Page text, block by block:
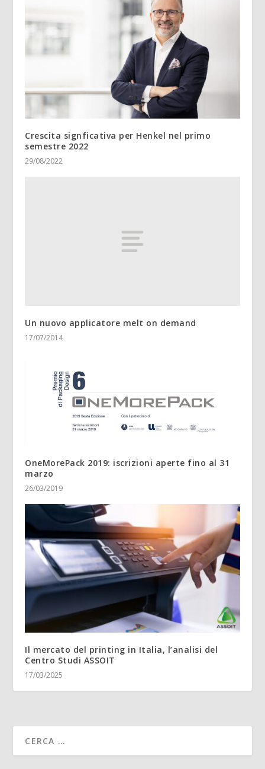
Crescita signficativa per Henkel nel primo
semestre 2022
29/08/2022
Un nuovo applicatore melt on demand
17/07/2014
OneMorePack 2019: iscrizioni aperte fino al 31
marzo
26/03/2019
Il mercato del printing in Italia, l’analisi del
Centro Studi ASSOIT
17/03/2025